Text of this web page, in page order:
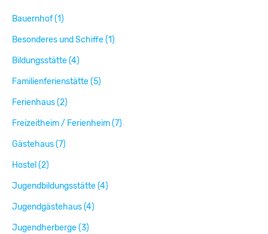
Bauernhof (1)
Besonderes und Schiffe (1)
Bildungsstätte (4)
Familienferienstätte (5)
Ferienhaus (2)
Freizeitheim / Ferienheim (7)
Gästehaus (7)
Hostel (2)
Jugendbildungsstätte (4)
Jugendgästehaus (4)
Jugendherberge (3)